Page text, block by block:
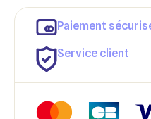
Paiement
Service client
Ajouter à ma liste d'envies
Créer une nouvelle liste
Créer une liste d'envies
Connexion
Vous devez être connecté